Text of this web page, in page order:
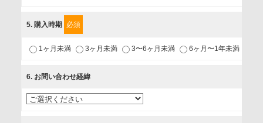
1.当社が取り扱う商品・サービスに関するご案内
2.当社が開催（主催・共催・協賛）するセミナーなど、各種イ
3.お客様の業務内容、及び興味、関心に応じた情報の提供
4.お客様満足度調査等のアンケートの依頼
5. 購入時期 必須
1ヶ月未満 3ヶ月未満 3〜6ヶ月未満 6ヶ月〜1年未満
6. お問い合わせ経緯